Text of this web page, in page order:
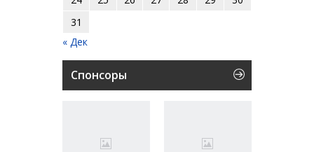
31
« Дек
Спонсоры